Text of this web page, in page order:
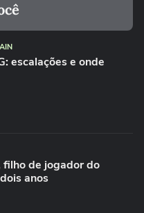
escalações e onde
filho de jogador do
anos